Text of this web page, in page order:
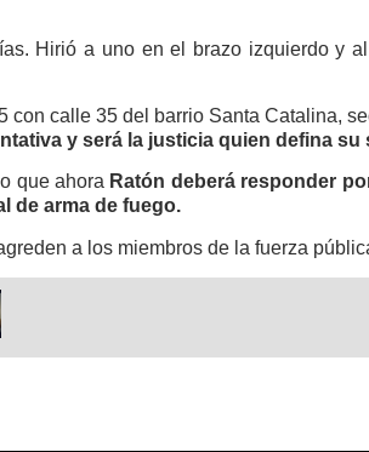
Hirió a uno en el brazo izquierdo y
con calle 35 del barrio Santa Catalina,
y será la justicia quien defina su
que ahora Ratón deberá responder
de arma de fuego.
a los miembros de la fuerza